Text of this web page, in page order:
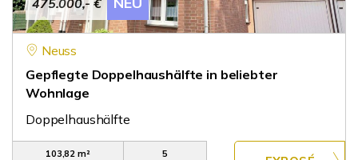
475.000,- €
Neuss
Gepflegte Doppelhaushälfte in beliebter
Wohnlage
Doppelhaushälfte
103,82 m²
5